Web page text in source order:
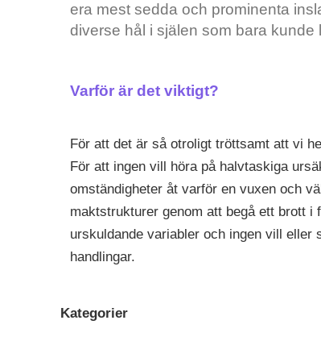
era mest sedda och prominenta
diverse hål i själen som bara
Varför är det viktigt?
För att det är så otroligt tröttsamt att vi
För att ingen vill höra på halvtaskiga
omständigheter åt varför en vuxen och
maktstrukturer genom att begå ett brott
urskuldande variabler och ingen vill eller
handlingar.
Kategorier